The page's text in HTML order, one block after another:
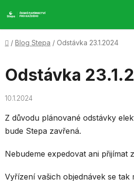
na
Domů
/ Blog Stepa / Odstávka 23.1.2024
Odstávka
10.1.2024
Z důvodu plánované odstávky
bude Stepa zavřená.
Nebudeme expedovat ani přijímat
Vyřízení vašich objednávek se tak